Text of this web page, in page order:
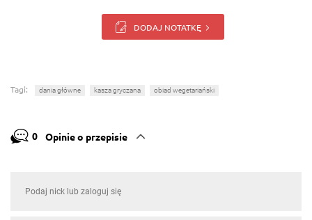
DODAJ NOTATKĘ
Tagi: dania główne kasza gryczana obiad wegetariański
0 Opinie o przepisie